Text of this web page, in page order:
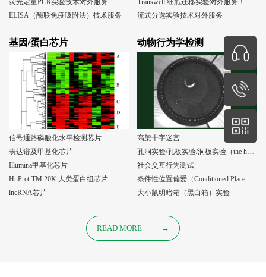
荧光定量PCR实验技术对外服务
ELISA（酶联免疫吸附法）技术服务
Transwell 细胞迁移实验对外服务！
流式分选实验技术对外服务
基因/蛋白芯片
信号通路磷酸化水平检测芯片
表达谱及甲基化芯片
Illumina甲基化芯片
HuProt TM 20K 人类蛋白组芯片
lncRNA芯片
动物行为学检测
高架十字迷宫
孔洞实验/孔板实验/洞板实验（the holeboard test）
社会交互行为测试
条件性位置偏爱（Conditioned Place Preference, CPP）实验
大小鼠明暗箱（黑白箱）实验
READ MORE →